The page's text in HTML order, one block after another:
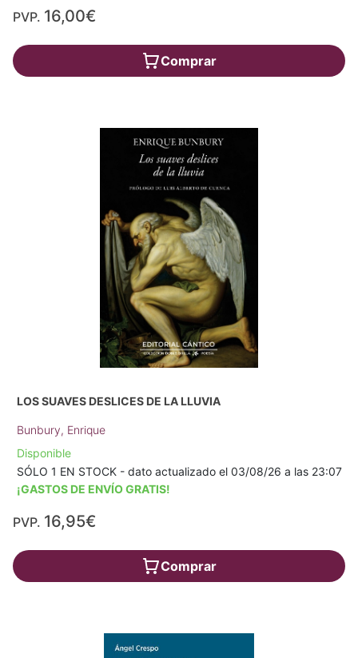
PVP. 16,00€
Comprar
LOS SUAVES DESLICES DE LA LLUVIA
Bunbury, Enrique
Disponible
SÓLO 1 EN STOCK - dato actualizado el 03/08/26 a las 23:07
¡GASTOS DE ENVÍO GRATIS!
PVP. 16,95€
Comprar